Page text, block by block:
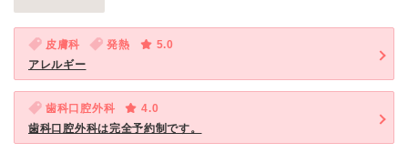
皮膚科 発熱
5.0
アレルギー
歯科口腔外科
4.0
歯科口腔外科は完全予約制です。